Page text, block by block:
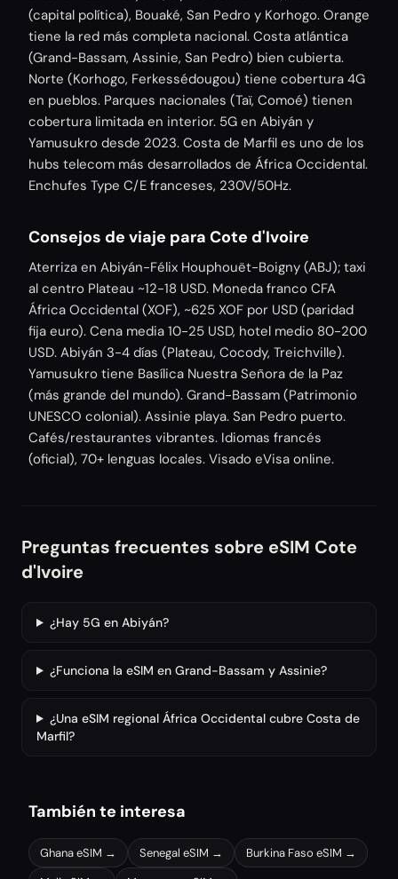
(capital política), Bouaké, San Pedro y Korhogo. Orange
tiene la red más completa nacional. Costa atlántica
(Grand-Bassam, Assinie, San Pedro) bien cubierta.
Norte (Korhogo, Ferkessédougou) tiene cobertura 4G
en pueblos. Parques nacionales (Taï, Comoé) tienen
cobertura limitada en interior. 5G en Abiyán y
Yamusukro desde 2023. Costa de Marfil es uno de los
hubs telecom más desarrollados de África Occidental.
Enchufes Type C/E franceses, 230V/50Hz.
Consejos de viaje para Cote d'Ivoire
Aterriza en Abiyán-Félix Houphouët-Boigny (ABJ); taxi
al centro Plateau ~12-18 USD. Moneda franco CFA
África Occidental (XOF), ~625 XOF por USD (paridad
fija euro). Cena media 10-25 USD, hotel medio 80-200
USD. Abiyán 3-4 días (Plateau, Cocody, Treichville).
Yamusukro tiene Basílica Nuestra Señora de la Paz
(más grande del mundo). Grand-Bassam (Patrimonio
UNESCO colonial). Assinie playa. San Pedro puerto.
Cafés/restaurantes vibrantes. Idiomas francés
(oficial), 70+ lenguas locales. Visado eVisa online.
Preguntas frecuentes sobre eSIM Cote
d'Ivoire
¿Hay 5G en Abiyán?
¿Funciona la eSIM en Grand-Bassam y Assinie?
¿Una eSIM regional África Occidental cubre Costa de
Marfil?
También te interesa
GhanaeSIM → Senegal eSIM → Burkina Faso eSIM →